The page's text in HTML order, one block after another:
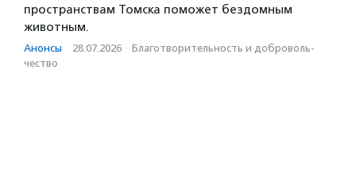
пространствам Томска поможет бездомным
животным.
Анонсы · 28.07.2026 · Благотвори­тель­ность и доброволь­
чест­во